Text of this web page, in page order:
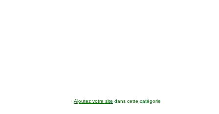
Ajoutez votre site dans cette catégorie